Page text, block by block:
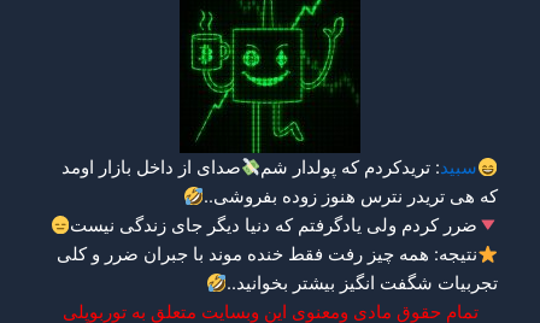
سبید: تریدکردم که پولدار شم
صدای از داخل بازار اومد
که هی تریدر نترس هنوز زوده بفروشی..
ضرر کردم ولی یادگرفتم که دنیا دیگر جای زندگی نیست
نتیجه: همه چیز رفت فقط خنده موند با جبران ضرر و کلی
تجربیات شگفت انگیز بیشتر بخوانید..
تمام حقوق مادی ومعنوی این وبسایت متعلق به توربوپلی